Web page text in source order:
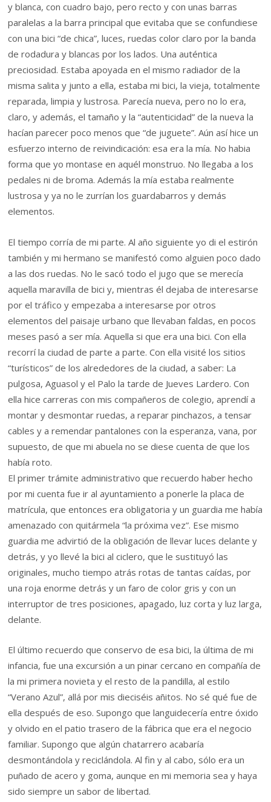
y blanca, con cuadro bajo, pero recto y con unas barras
paralelas a la barra principal que evitaba que se confundiese
con una bici “de chica”, luces, ruedas color claro por la banda
de rodadura y blancas por los lados. Una auténtica
preciosidad. Estaba apoyada en el mismo radiador de la
misma salita y junto a ella, estaba mi bici, la vieja, totalmente
reparada, limpia y lustrosa. Parecía nueva, pero no lo era,
claro, y además, el tamaño y la “autenticidad” de la nueva la
hacían parecer poco menos que “de juguete”. Aún así hice un
esfuerzo interno de reivindicación: esa era la mía. No habia
forma que yo montase en aquél monstruo. No llegaba a los
pedales ni de broma. Además la mía estaba realmente
lustrosa y ya no le zurrían los guardabarros y demás
elementos.
El tiempo corría de mi parte. Al año siguiente yo di el estirón
también y mi hermano se manifestó como alguien poco dado
a las dos ruedas. No le sacó todo el jugo que se merecía
aquella maravilla de bici y, mientras él dejaba de interesarse
por el tráfico y empezaba a interesarse por otros
elementos del paisaje urbano que llevaban faldas, en pocos
meses pasó a ser mía. Aquella si que era una bici. Con ella
recorrí la ciudad de parte a parte. Con ella visité los sitios
“turísticos” de los alrededores de la ciudad, a saber: La
pulgosa, Aguasol y el Palo la tarde de Jueves Lardero. Con
ella hice carreras con mis compañeros de colegio, aprendí a
montar y desmontar ruedas, a reparar pinchazos, a tensar
cables y a remendar pantalones con la esperanza, vana, por
supuesto, de que mi abuela no se diese cuenta de que los
había roto.
El primer trámite administrativo que recuerdo haber hecho
por mi cuenta fue ir al ayuntamiento a ponerle la placa de
matrícula, que entonces era obligatoria y un guardia me había
amenazado con quitármela “la próxima vez”. Ese mismo
guardia me advirtió de la obligación de llevar luces delante y
detrás, y yo llevé la bici al ciclero, que le sustituyó las
originales, mucho tiempo atrás rotas de tantas caídas, por
una roja enorme detrás y un faro de color gris y con un
interruptor de tres posiciones, apagado, luz corta y luz larga,
delante.
El último recuerdo que conservo de esa bici, la última de mi
infancia, fue una excursión a un pinar cercano en compañía de
la mi primera novieta y el resto de la pandilla, al estilo
“Verano Azul”, allá por mis dieciséis añitos. No sé qué fue de
ella después de eso. Supongo que languidecería entre óxido
y olvido en el patio trasero de la fábrica que era el negocio
familiar. Supongo que algún chatarrero acabaría
desmontándola y reciclándola. Al fin y al cabo, sólo era un
puñado de acero y goma, aunque en mi memoria sea y haya
sido siempre un sabor de libertad.